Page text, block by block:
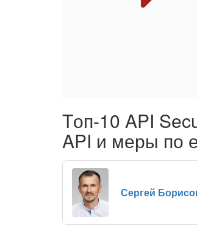
Tоп-10 API
API и меры по
Сергей